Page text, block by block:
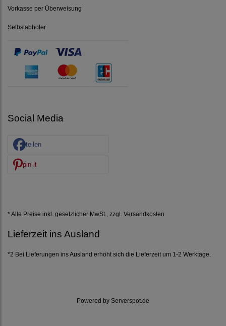
Vorkasse per Überweisung
Selbstabholer
Social Media
teilen
pin it
* Alle Preise inkl. gesetzlicher MwSt., zzgl. Versandkosten
Lieferzeit ins Ausland
*2 Bei Lieferungen ins Ausland erhöht sich die Lieferzeit um 1-2 Werktage.
Powered by Serverspot.de